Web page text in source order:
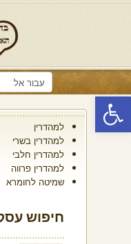
פתח סרגל נגישות
למהדרין
למהדרין בשרי
למהדרין חלבי
למהדרין פרווה
שמיטה לחומרא
חיפוש